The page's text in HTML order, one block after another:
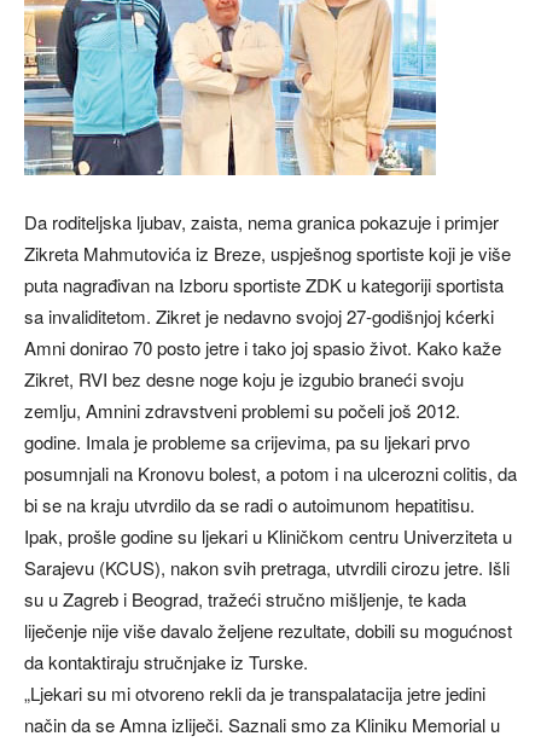
Da roditeljska ljubav, zaista, nema granica pokazuje i primjer
Zikreta Mahmutovića iz Breze, uspješnog sportiste koji je više
puta nagrađivan na Izboru sportiste ZDK u kategoriji sportista
sa invaliditetom. Zikret je nedavno svojoj 27-godišnjoj kćerki
Amni donirao 70 posto jetre i tako joj spasio život. Kako kaže
Zikret, RVI bez desne noge koju je izgubio braneći svoju
zemlju, Amnini zdravstveni problemi su počeli još 2012.
godine. Imala je probleme sa crijevima, pa su ljekari prvo
posumnjali na Kronovu bolest, a potom i na ulcerozni colitis, da
bi se na kraju utvrdilo da se radi o autoimunom hepatitisu.
Ipak, prošle godine su ljekari u Kliničkom centru Univerziteta u
Sarajevu (KCUS), nakon svih pretraga, utvrdili cirozu jetre. Išli
su u Zagreb i Beograd, tražeći stručno mišljenje, te kada
liječenje nije više davalo željene rezultate, dobili su mogućnost
da kontaktiraju stručnjake iz Turske.
„Ljekari su mi otvoreno rekli da je transpalatacija jetre jedini
način da se Amna izliječi. Saznali smo za Kliniku Memorial u